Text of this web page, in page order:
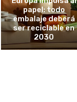
papel: todo
embalaje deberá
ser reciclable en
2030